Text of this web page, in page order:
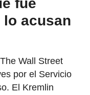
fue
lo acusan
Wall Street
por el Servicio
El Kremlin